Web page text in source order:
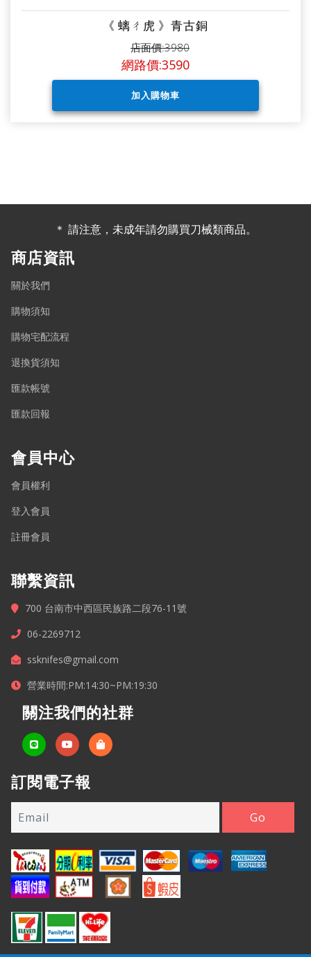
《 螭ㄔ虎 》青古銅
店面價:3980
網路價:3590
＊ 請注意，未成年請勿購買刀械類商品。
商店資訊
關於我們
購物須知
購物宅配流程
退換貨須知
匯款帳號
匯款回報
會員中心
會員權利
登入會員
註冊會員
聯繫資訊
700 台南市中西區民族路二段76-11號
06-2269712
ssknifes@gmail.com
營業時間:PM:14:30~PM:19:30
關注我們的社群
訂閱電子報